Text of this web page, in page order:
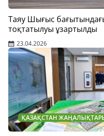
Таяу Шығыс
тоқтатылуы ұзартылды
23.04.2026
ҚАЗАҚСТАН